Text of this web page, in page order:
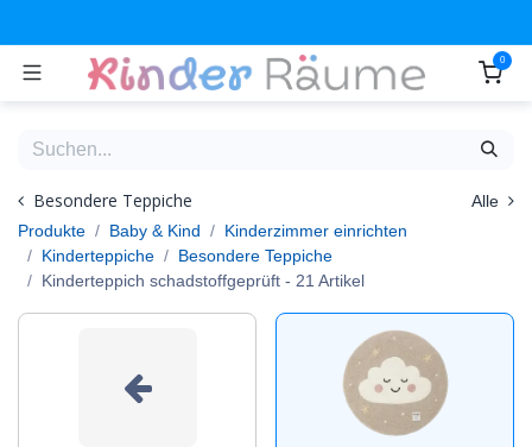
0
Besondere Teppiche
Alle
Produkte
Baby & Kind
Kinderzimmer einrichten
Kinderteppiche
Besondere Teppiche
Kinderteppich schadstoffgeprüft - 21 Artikel